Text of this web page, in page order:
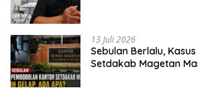
13 Juli 2026
Sebulan Berlalu,
Setdakab Magetan